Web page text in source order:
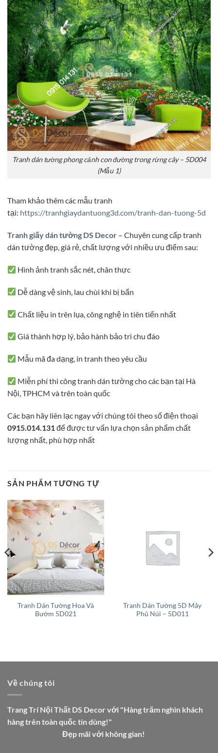
Tranh dán tường phong cảnh con đường trong rừng cây – 5D004
(Mẫu 1)
Tham khảo thêm các mẫu tranh
tại: https://tranhgiaydantuong3d.com/tranh-dan-tuong-5d
Tranh giấy dán tường DS Decor – Chuyên cung cấp tranh
dán tường đẹp, giá rẻ, chất lượng với nhiều ưu điểm sau:
Hình ảnh tranh sắc nét, chân thực
Dễ dàng vệ sinh, lau chùi khi bị bẩn
Chất liệu in trên lụa, công nghệ in tiên tiến nhất
Giá thành hợp lý, bảo hành bảo trì chu đáo
Mẫu mã đa dạng, in tranh theo yêu cầu
Miễn phí thi công tranh dán tường cho các bạn tại Hà
Nội, TPHCM và trên toàn quốc
Các bạn hãy liên lạc ngay với chúng tôi theo số điện thoại
0915.014.131để được tư vấn lựa chọn sản phẩm chất
lượng nhất, phù hợp nhất
SẢN PHẨM TƯƠNG TỰ
Tranh Dán Tường Hoa Và
Bướm 5D021
Tranh Dán Tường 5D Mây
Phủ Núi – 5D011
Về chúng tôi
Trang Trí Nội Thất DS Decor với "Hàng trăm nghìn khách
hàng trên toàn quốc tin dùng!"
Đẹp mãi với không gian!